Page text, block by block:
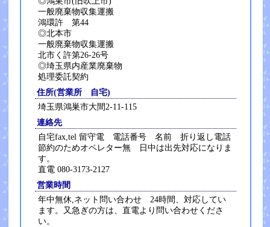
一般廃棄物収集運搬
鴻環許 第44
◎北本市
一般廃棄物収集運搬
北市く許第26-26号
◎埼玉県内産業廃棄物
処理委託契約
住所(営業所 自宅)
埼玉県鴻巣市大間2-11-115
連絡先
自宅fax,tel 留守電 電話番号 名前 折り返し電話
節約のためオペレター無 日中は出先対応になりま
す。
直電 080-3173-2127
営業時間
年中無休,ネット問い合わせ 24時間、対応してい
ます。又急ぎの方は、直電より問い合わせくださ
い。